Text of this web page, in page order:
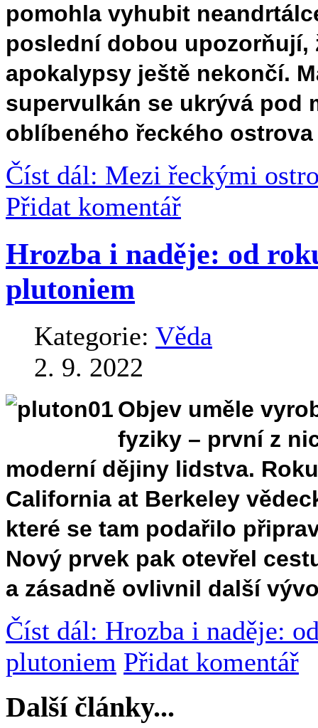
pomohla vyhubit
poslední dobou upozorňují,
apokalypsy ještě nekončí.
supervulkán se ukrývá pod
oblíbeného řeckého
Číst dál: Mezi řeckými
Přidat komentář
Hrozba i naděje: od
plutoniem
Kategorie: Věda
2. 9. 2022
Objev uměle
fyziky – první z
moderní dějiny lidstva.
California at Berkeley
které se tam podařilo
Nový prvek pak otevřel
a zásadně ovlivnil další
Číst dál: Hrozba i naděje:
plutoniem Přidat komentář
Další články...